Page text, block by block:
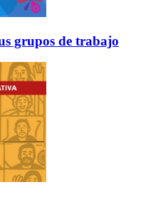
grupos de trabajo